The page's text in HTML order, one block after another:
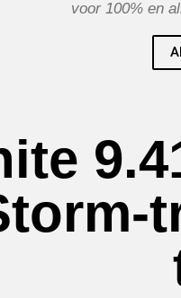
voor 100% en